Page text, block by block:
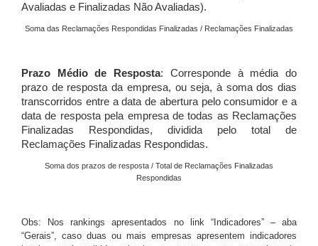
Avaliadas e Finalizadas Não Avaliadas).
Soma das Reclamações Respondidas Finalizadas / Reclamações Finalizadas
Prazo Médio de Resposta: Corresponde à média do
prazo de resposta da empresa, ou seja, à soma dos dias
transcorridos entre a data de abertura pelo consumidor e a
data de resposta pela empresa de todas as Reclamações
Finalizadas Respondidas, dividida pelo total de
Reclamações Finalizadas Respondidas.
Soma dos prazos de resposta / Total de Reclamações Finalizadas
Respondidas
Obs: Nos rankings apresentados no link “Indicadores” – aba
“Gerais”, caso duas ou mais empresas apresentem indicadores